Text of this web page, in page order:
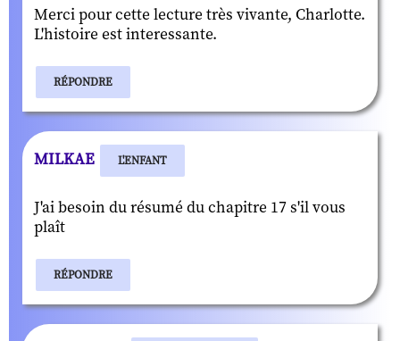
Merci pour cette lecture très vivante, Charlotte.
L'histoire est interessante.
RÉPONDRE
MILKAE L'ENFANT
J'ai besoin du résumé du chapitre 17 s'il vous
plaît
RÉPONDRE